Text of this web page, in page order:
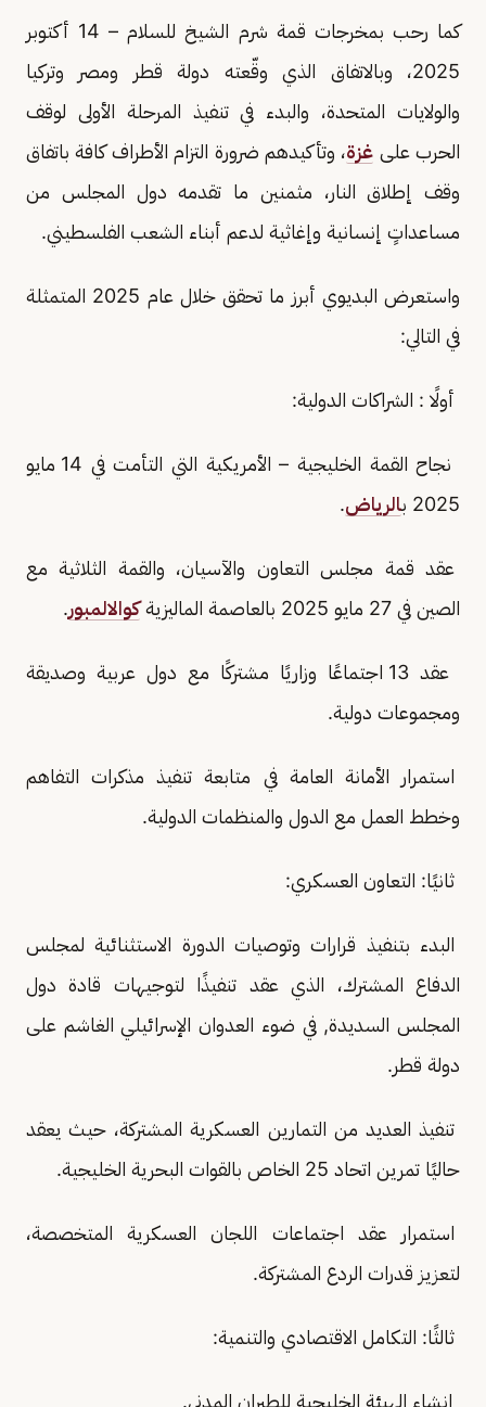
كما رحب بمخرجات قمة شرم الشيخ للسلام – 14 أكتوبر
2025، وبالاتفاق الذي وقّعته دولة قطر ومصر وتركيا
والولايات المتحدة، والبدء في تنفيذ المرحلة الأولى لوقف
الحرب على غزة، وتأكيدهم ضرورة التزام الأطراف كافة باتفاق
وقف إطلاق النار، مثمنين ما تقدمه دول المجلس من
مساعداتٍ إنسانية وإغاثية لدعم أبناء الشعب الفلسطيني.
واستعرض البديوي أبرز ما تحقق خلال عام 2025 المتمثلة
في التالي:
أولًا : الشراكات الدولية:
نجاح القمة الخليجية – الأمريكية التي التأمت في 14 مايو
2025 ب الرياض.
عقد قمة مجلس التعاون والآسيان، والقمة الثلاثية مع
الصين في 27 مايو 2025 بالعاصمة الماليزية
كوالالمبور.
عقد 13 اجتماعًا وزاريًا مشتركًا مع دول عربية وصديقة
ومجموعات دولية.
استمرار الأمانة العامة في متابعة تنفيذ مذكرات التفاهم
وخطط العمل مع الدول والمنظمات الدولية.
ثانيًا: التعاون العسكري:
البدء بتنفيذ قرارات وتوصيات الدورة الاستثنائية لمجلس
الدفاع المشترك، الذي عقد تنفيذًا لتوجيهات قادة دول
المجلس السديدة, في ضوء العدوان الإسرائيلي الغاشم على
دولة قطر.
تنفيذ العديد من التمارين العسكرية المشتركة، حيث يعقد
حاليًا تمرين اتحاد 25 الخاص بالقوات البحرية الخليجية.
استمرار عقد اجتماعات اللجان العسكرية المتخصصة،
لتعزيز قدرات الردع المشتركة.
ثالثًا: التكامل الاقتصادي والتنمية:
إنشاء الهيئة الخليجية للطيران المدني.